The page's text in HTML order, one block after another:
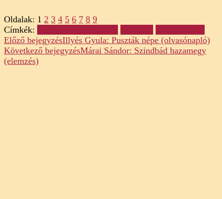
Oldalak: 1 2 3 4 5 6 7 8 9
Címkék:
Post
Navigation
Előző bejegyzésIllyés Gyula: Puszták népe (olvasónapló)
Következő bejegyzésMárai Sándor: Szindbád hazamegy
(elemzés)